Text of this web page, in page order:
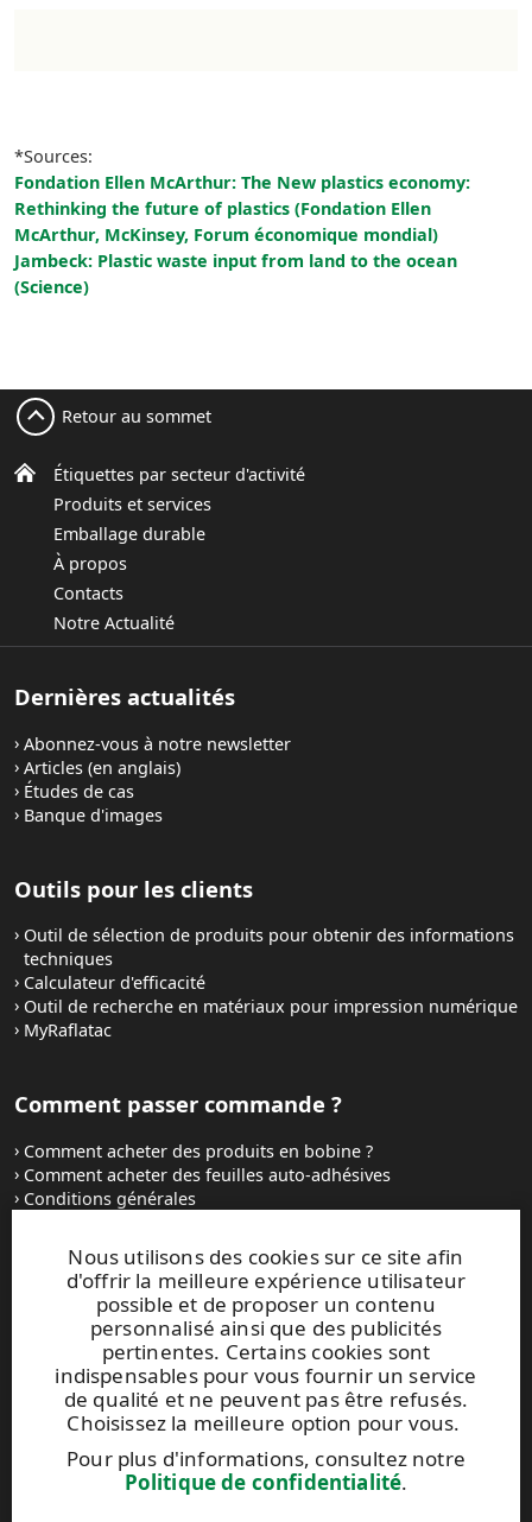
*Sources:
Fondation Ellen McArthur: The New plastics economy:
Rethinking the future of plastics (Fondation Ellen
McArthur, McKinsey, Forum économique mondial)
Jambeck: Plastic waste input from land to the ocean
(Science)
Nous utilisons des cookies sur ce site afin
d'offrir la meilleure expérience utilisateur
possible et de proposer un contenu
personnalisé ainsi que des publicités
pertinentes. Certains cookies sont
indispensables pour vous fournir un service
de qualité et ne peuvent pas être refusés.
Choisissez la meilleure option pour vous.
Pour plus d'informations, consultez notre
Politique de confidentialité.
Étiquettes par secteur d'activité
Produits et services
Emballage durable
À propos
Contacts
Notre Actualité
Retour au sommet
Dernières actualités
Abonnez-vous à notre newsletter
Articles (en anglais)
Études de cas
Banque d'images
Outils pour les clients
Outil de sélection de produits pour obtenir des informations
techniques
Calculateur d'efficacité
Outil de recherche en matériaux pour impression numérique
MyRaflatac
Comment passer commande ?
Comment acheter des produits en bobine ?
Comment acheter des feuilles auto-adhésives
Conditions générales
Sites Internet et contacts
UPM Raflatac Graphics Solutions
UPM Raflatac Office Products
UPM Raflatac Industrial Removables
Contacts